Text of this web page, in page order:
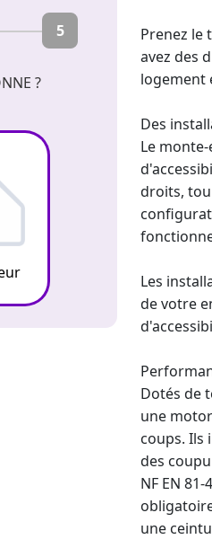
5
?
Prenez le
avez des
logement
Des
Le monte-
droits,
Les
de votre
Dotés de
une
coups. Ils
des
NF EN
une